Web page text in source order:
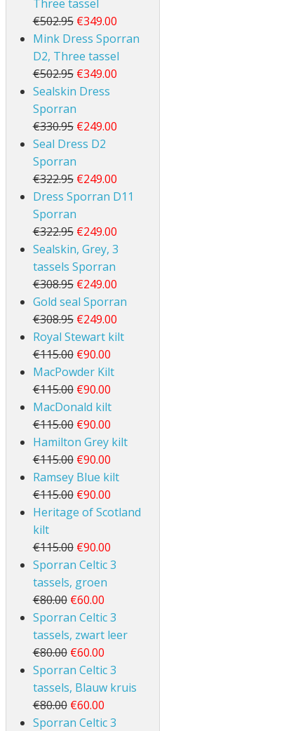
Three tassel
€502.95 €349.00
Mink Dress Sporran
D2, Three tassel
€502.95 €349.00
Sealskin Dress
Sporran
€330.95 €249.00
Seal Dress D2
Sporran
€322.95 €249.00
Dress Sporran D11
Sporran
€322.95 €249.00
Sealskin, Grey, 3
tassels Sporran
€308.95 €249.00
Gold seal Sporran
€308.95 €249.00
Royal Stewart kilt
€115.00 €90.00
MacPowder Kilt
€115.00 €90.00
MacDonald kilt
€115.00 €90.00
Hamilton Grey kilt
€115.00 €90.00
Ramsey Blue kilt
€115.00 €90.00
Heritage of Scotland
kilt
€115.00 €90.00
Sporran Celtic 3
tassels, groen
€80.00 €60.00
Sporran Celtic 3
tassels, zwart leer
€80.00 €60.00
Sporran Celtic 3
tassels, Blauw kruis
€80.00 €60.00
Sporran Celtic 3